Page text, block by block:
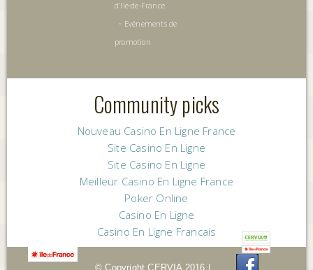
d’Ile-de-France
• Evénements de
promotion
Community picks
Nouveau Casino En Ligne France
Site Casino En Ligne
Site Casino En Ligne
Meilleur Casino En Ligne France
Poker Online
Casino En Ligne
Casino En Ligne Francais
© CopyrightC ERVIA 2016 |